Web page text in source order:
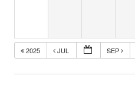
2025 JUL SEP